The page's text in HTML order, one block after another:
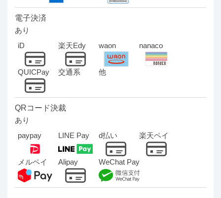
電子決済
あり
iD
楽天Edy waon nanaco
QUICPay 交通系 他
QRコード決裁
あり
paypay
LINE Pay d払い 楽天ペイ
メルペイ Alipay WeChat Pay